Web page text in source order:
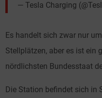
— Tesla Charging
Es handelt sich zwar nur
Stellplätzen, aber es ist ein
nördlichsten Bundesstaat
Die Station befindet sich in